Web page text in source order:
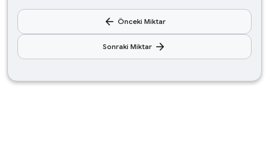
arrow_back Önceki Miktar
Sonraki Miktar arrow_forward